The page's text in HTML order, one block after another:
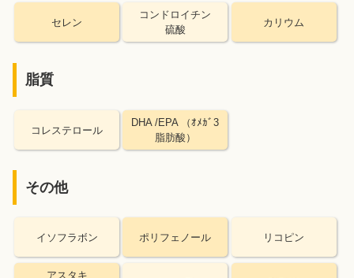
セレン
コンドロイチン
硫酸
カリウム
脂質
コレステロール
DHA /EPA （ｵﾒｶﾞ3
脂肪酸）
その他
イソフラボン ポリフェノール リコピン
アスタキ